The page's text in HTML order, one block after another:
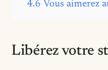
4.6 Vous aimerez
Libérez votre